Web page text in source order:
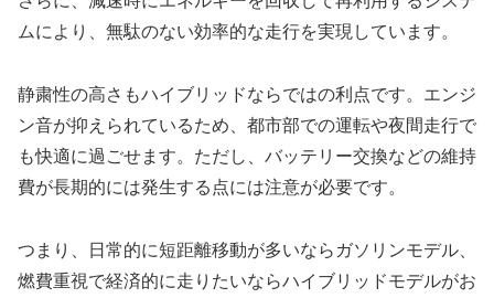
ムにより、無駄のない効率的な走行を実現しています。
静粛性の高さもハイブリッドならではの利点です。エンジ
ン音が抑えられているため、都市部での運転や夜間走行で
も快適に過ごせます。ただし、バッテリー交換などの維持
費が長期的には発生する点には注意が必要です。
つまり、日常的に短距離移動が多いならガソリンモデル、
燃費重視で経済的に走りたいならハイブリッドモデルがお